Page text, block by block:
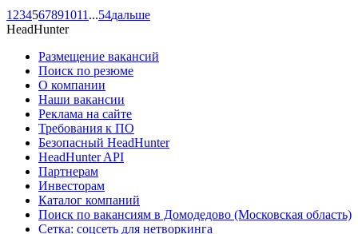
1 234567891011 ...54дальше
HeadHunter
Размещение вакансий
Поиск по резюме
О компании
Наши вакансии
Реклама на сайте
Требования к ПО
Безопасный HeadHunter
HeadHunter API
Партнерам
Инвесторам
Каталог компаний
Поиск по вакансиям в Домодедово (Московская область)
Сетка: соцсеть для нетворкинга